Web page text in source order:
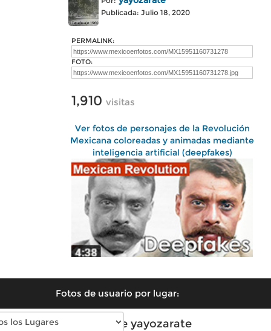
Publicada: Julio 18, 2020
PERMALINK:
FOTO:
1,910 visitas
Ver fotos de personajes de la Revolución
Mexicana coloreadas y animadas mediante
inteligencia artificial (deepfakes)
Fotos de usuario por lugar:
Fotos de yayozarate